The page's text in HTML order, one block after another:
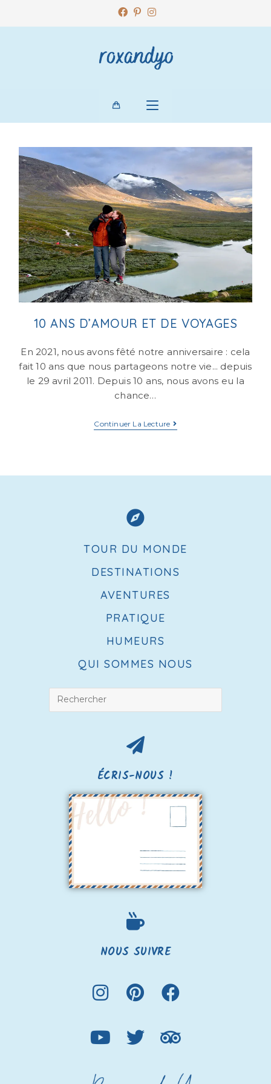
10 ANS D’AMOUR ET DE VOYAGES
En 2021, nous avons fêté notre anniversaire : cela
fait 10 ans que nous partageons notre vie... depuis
le 29 avril 2011. Depuis 10 ans, nous avons eu la
chance…
Continuer La Lecture
TOUR DU MONDE
DESTINATIONS
AVENTURES
PRATIQUE
HUMEURS
QUI SOMMES NOUS
ÉCRIS-NOUS !
NOUS SUIVRE